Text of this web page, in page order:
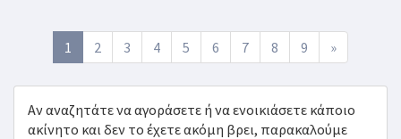
1 2 3 4 5 6 7 8 9 »
Αν αναζητάτε να αγοράσετε ή να ενοικιάσετε κάποιο
ακίνητο και δεν το έχετε ακόμη βρει, παρακαλούμε